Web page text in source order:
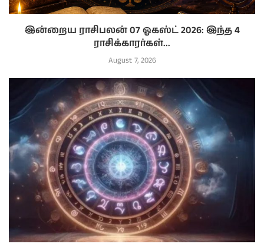
இன்றைய ராசிபலன் 07 ஓகஸ்ட் 2026: இந்த 4
ராசிக்காரர்கள்...
August 7, 2026